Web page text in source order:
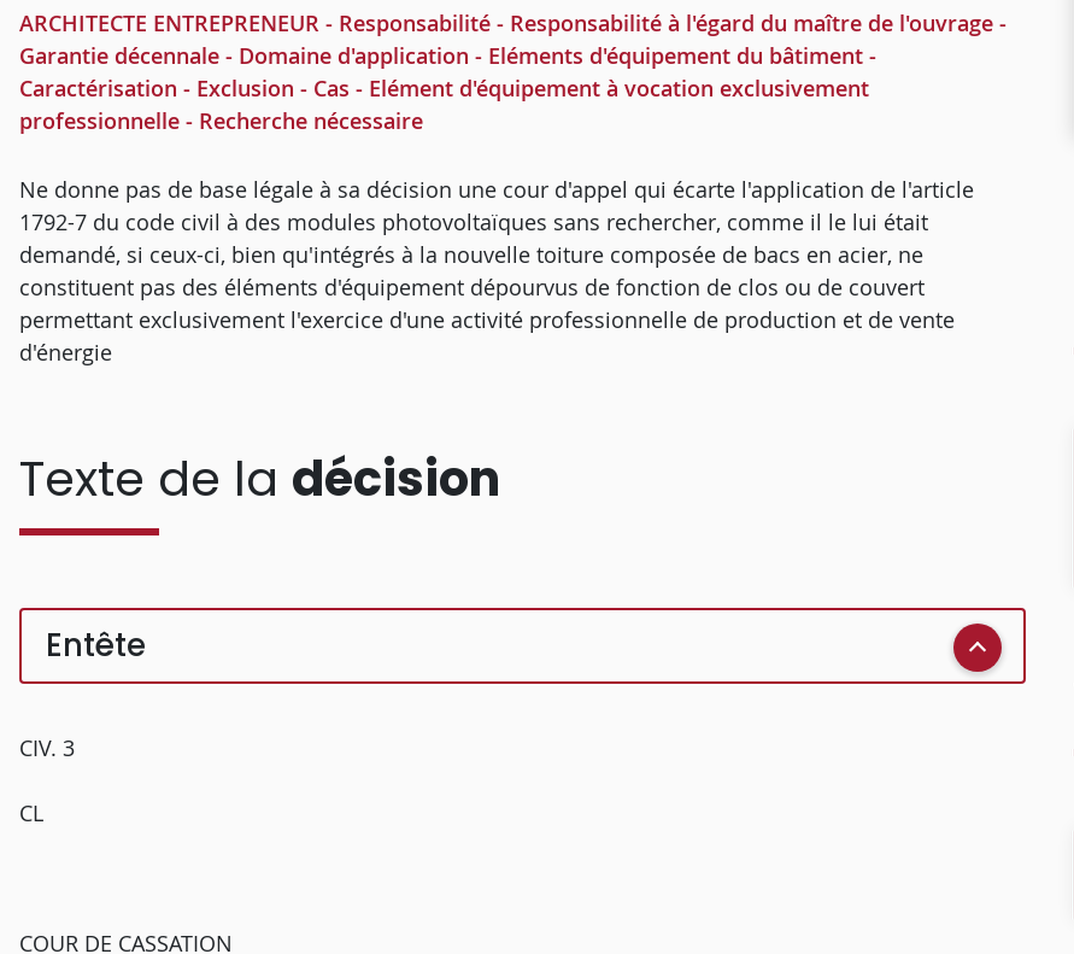
ARCHITECTE ENTREPRENEUR - Responsabilité - Responsabilité à l'égard du maître de l'ouvrage -
Garantie décennale - Domaine d'application - Eléments d'équipement du bâtiment -
Caractérisation - Exclusion - Cas - Elément d'équipement à vocation exclusivement
professionnelle - Recherche nécessaire
Ne donne pas de base légale à sa décision une cour d'appel qui écarte l'application de l'article
1792-7 du code civil à des modules photovoltaïques sans rechercher, comme il le lui était
demandé, si ceux-ci, bien qu'intégrés à la nouvelle toiture composée de bacs en acier, ne
constituent pas des éléments d'équipement dépourvus de fonction de clos ou de couvert
permettant exclusivement l'exercice d'une activité professionnelle de production et de vente
d'énergie
Texte de la décision
Entête
CIV. 3
CL
COUR DE CASSATION